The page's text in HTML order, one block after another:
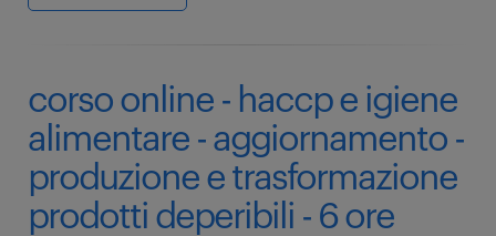
corso online - haccp e igiene
alimentare - aggiornamento -
produzione e trasformazione
prodotti deperibili - 6 ore